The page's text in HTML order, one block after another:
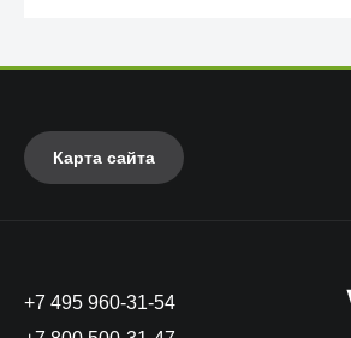
Карта сайта
+7 495 960-31-54